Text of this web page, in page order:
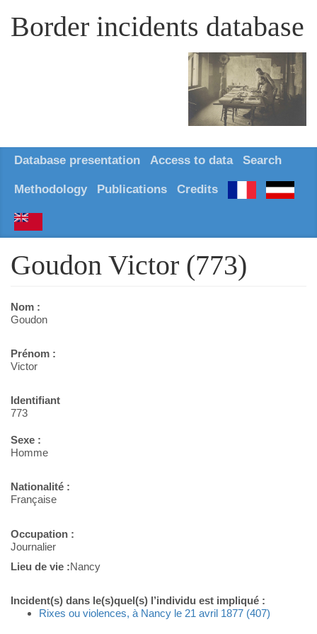
Border incidents database
Database presentation Access to data Search
Methodology Publications Credits
Goudon Victor (773)
Nom :
Goudon
Prénom :
Victor
Identifiant
773
Sexe :
Homme
Nationalité :
Française
Occupation :
Journalier
Lieu de vie :Nancy
Incident(s) dans le(s)quel(s) l’individu est impliqué :
Rixes ou violences, à Nancy le 21 avril 1877 (407)